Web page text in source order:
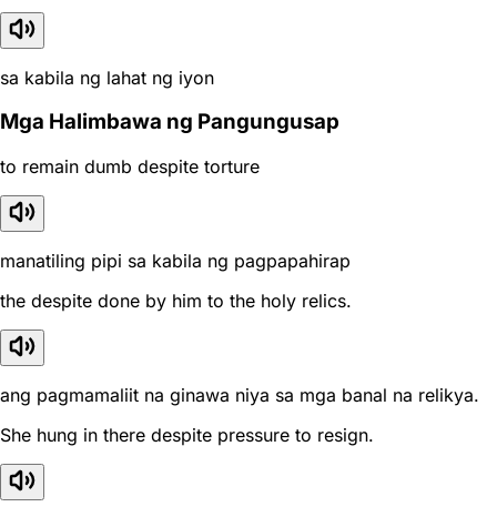
sa kabila ng lahat ng iyon
Mga Halimbawa ng Pangungusap
to remain dumb despite torture
manatiling pipi sa kabila ng pagpapahirap
the despite done by him to the holy relics.
ang pagmamaliit na ginawa niya sa mga banal na relikya.
She hung in there despite pressure to resign.